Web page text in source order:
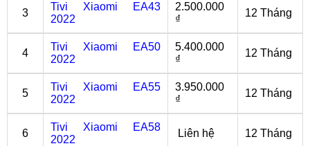
3
Tivi Xiaomi EA43
2022
2.500.000
₫
12 Tháng
4
Tivi Xiaomi EA50
2022
5.400.000
₫
12 Tháng
5
Tivi Xiaomi EA55
2022
3.950.000
₫
12 Tháng
6
Tivi Xiaomi EA58
2022
Liên hệ 12 Tháng